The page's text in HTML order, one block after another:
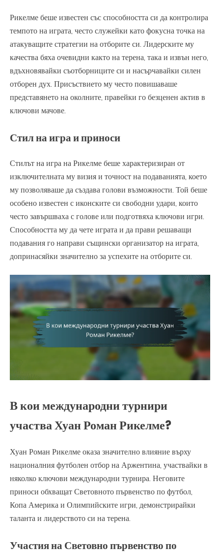
Рикелме беше известен със способността си да контролира
темпото на играта, често служейки като фокусна точка на
атакуващите стратегии на отборите си. Лидерските му
качества бяха очевидни както на терена, така и извън него,
вдъхновявайки съотборниците си и насърчавайки силен
отборен дух. Присъствието му често повишаваше
представянето на околните, правейки го безценен актив в
ключови мачове.
Стил на игра и приноси
Стилът на игра на Рикелме беше характеризиран от
изключителната му визия и точност на подаванията, което
му позволяваше да създава голови възможности. Той беше
особено известен с иконските си свободни удари, които
често завършваха с голове или подготвяха ключови игри.
Способността му да чете играта и да прави решаващи
подавания го направи същински организатор на играта,
допринасяйки значително за успехите на отборите си.
В кои международни турнири
участва Хуан Роман Рикелме?
Хуан Роман Рикелме оказа значително влияние върху
националния футболен отбор на Аржентина, участвайки в
няколко ключови международни турнира. Неговите
приноси обхващат Световното първенство по футбол,
Копа Америка и Олимпийските игри, демонстрирайки
таланта и лидерството си на терена.
Участия на Световно първенство по